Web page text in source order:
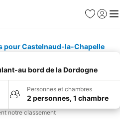
Favoris
Se
pour Castelnaud-la-Chapelle
au bord de la Dordogne
Personnes et chambres
2 personnes, 1 chambre
notre classement